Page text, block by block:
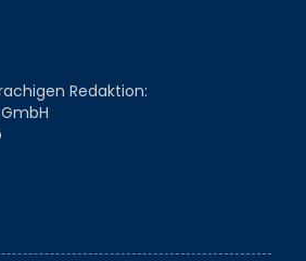
Redaktion: